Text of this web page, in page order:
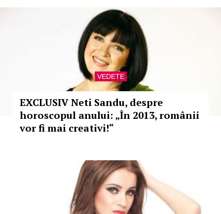
VEDETE
EXCLUSIV Neti Sandu, despre
horoscopul anului: „În 2013, românii
vor fi mai creativi!“